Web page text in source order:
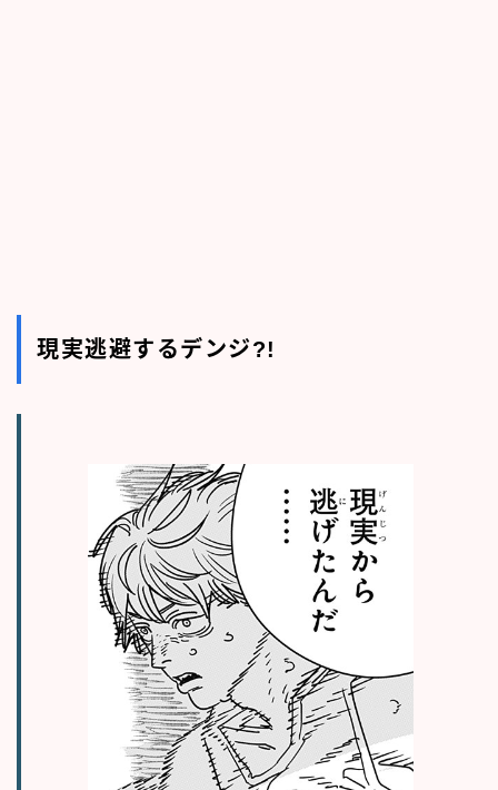
現実逃避するデンジ?!